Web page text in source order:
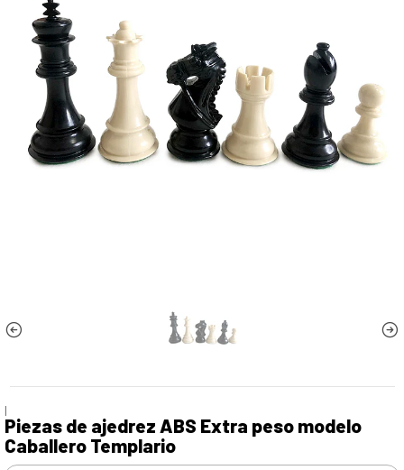
|
Piezas de ajedrez ABS Extra peso modelo
Caballero Templario